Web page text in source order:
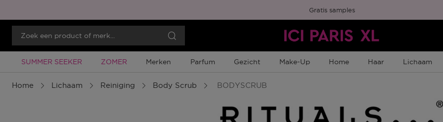
Gratis samples
Tijdelijke Promotie
SUMMER SEEKER Tijdelijke Promotie
ZOMER Merken Parfum Gezicht Make-Up Home Haar Lichaam
Home Lichaam Reiniging Body Scrub BODYSCRUB